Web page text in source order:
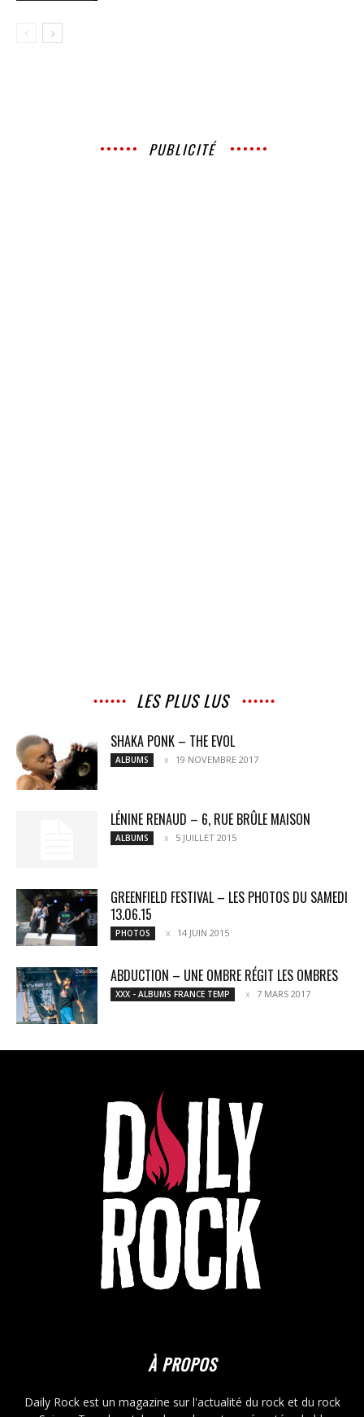
PUBLICITÉ
LES PLUS LUS
SHAKA PONK – THE EVOL
ALBUMS 19 NOVEMBRE 2017
LÉNINE RENAUD – 6, RUE BRÛLE MAISON
ALBUMS 5 JUILLET 2015
GREENFIELD FESTIVAL – LES PHOTOS DU SAMEDI
13.06.15
PHOTOS 14 JUIN 2015
ABDUCTION – UNE OMBRE RÉGIT LES OMBRES
XXX - ALBUMS FRANCE TEMP 7 MARS 2017
À PROPOS
Daily Rock est un magazine sur l'actualité du rock et du rock